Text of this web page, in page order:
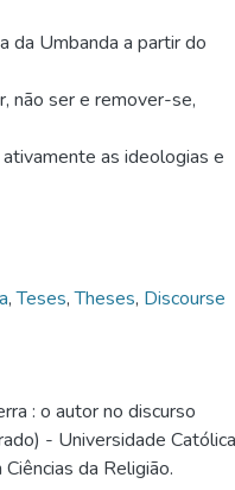
da Umbanda a partir do
não ser e remover-se,
as ideologias e
,Teses,Theses, Discourse
: o autor no discurso
- Universidade Católica
da Religião.